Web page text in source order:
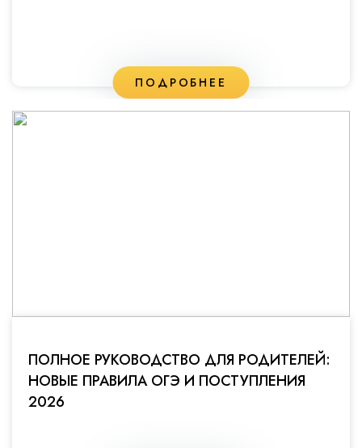
ПОДРОБНЕЕ
ПОЛНОЕ РУКОВОДСТВО ДЛЯ РОДИТЕЛЕЙ:
НОВЫЕ ПРАВИЛА ОГЭ И ПОСТУПЛЕНИЯ
2026